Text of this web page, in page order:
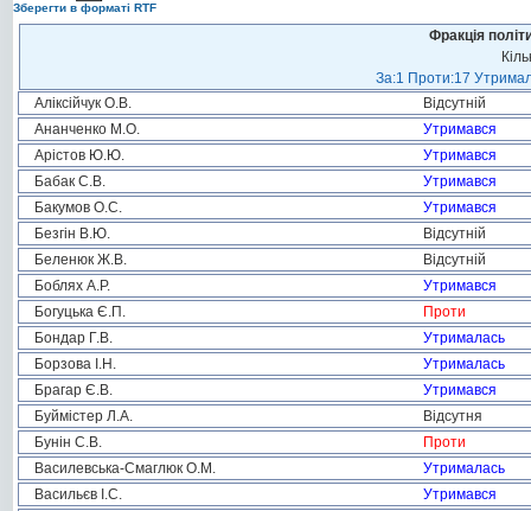
Зберегти в форматі RTF
Фракція
За:1 Проти:17
Аліксійчук О.В.
Відсутній
Ананченко М.О.
Утримався
Арістов Ю.Ю.
Утримався
Бабак С.В.
Утримався
Бакумов О.С.
Утримався
Безгін В.Ю.
Відсутній
Беленюк Ж.В.
Відсутній
Боблях А.Р.
Утримався
Богуцька Є.П.
Проти
Бондар Г.В.
Утрималась
Борзова І.Н.
Утрималась
Брагар Є.В.
Утримався
Буймістер Л.А.
Відсутня
Бунін С.В.
Проти
Василевська-Смаглюк О.М.
Утрималась
Васильєв І.С.
Утримався